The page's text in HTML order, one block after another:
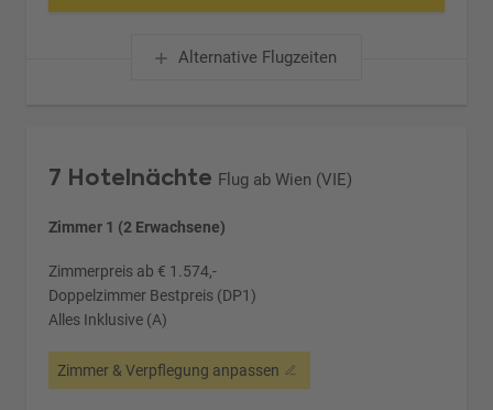
Alternative Flugzeiten
7 Hotelnächte Flug ab Wien (VIE)
Zimmer 1 (2 Erwachsene)
Zimmerpreis ab € 1.574,-
Doppelzimmer Bestpreis (DP1)
Alles Inklusive (A)
Zimmer & Verpflegung anpassen